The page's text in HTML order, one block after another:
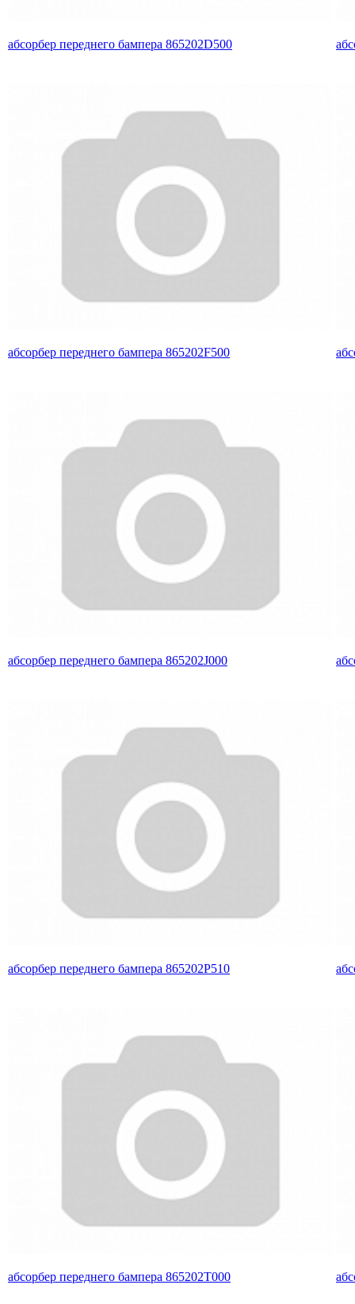
абсорбер переднего бампера 865202D500
абсорбер переднего бампера 865202F500
абсорбер переднего бампера 865202J000
абсорбер переднего бампера 865202P510
абсорбер переднего бампера 865202T000